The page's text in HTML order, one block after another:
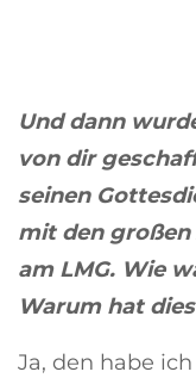
Und dann
von dir
seinen
mit den
am LMG. Wie
Warum hat
Ja, den habe